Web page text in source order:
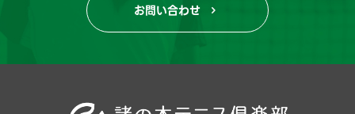
お問い合わせ 